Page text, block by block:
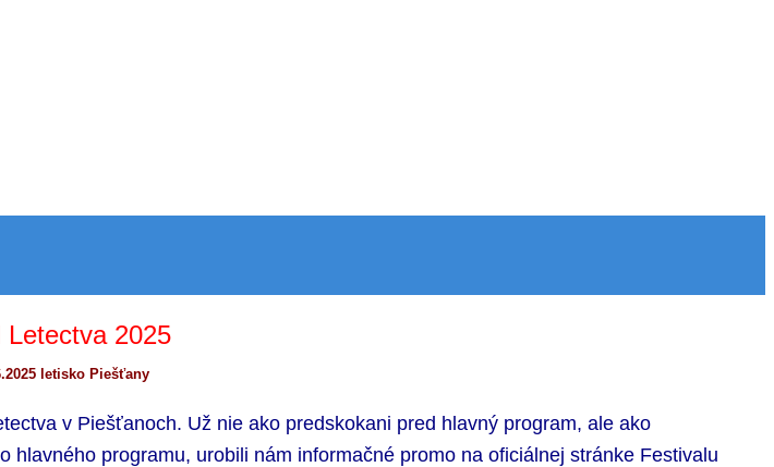
Letectva 2025
letisko Piešťany
v Piešťanoch. Už nie ako predskokani pred hlavný program, ale ako
programu, urobili nám informačné promo na oficiálnej stránke Festivalu